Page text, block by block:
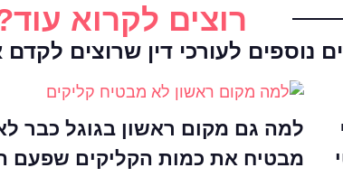
רוצים לקרוא
נוספים לעורכי דין שרוצים
למה גם מקום ראשון בגוגל כבר
מבטיח את כמות הקליקים שפעם